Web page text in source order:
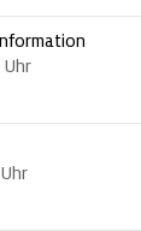
Uhr